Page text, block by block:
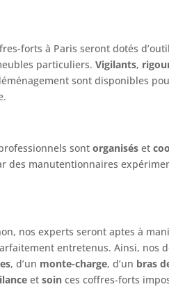
forts à Paris seront dotés
particuliers.Vigilants,
sont disponibles
sontorganisés et
des manutentionnaires
nos experts seront aptes à
entretenus. Ainsi, nos
, d’un monte-charge, d’un bras
etsoin ces coffres-forts